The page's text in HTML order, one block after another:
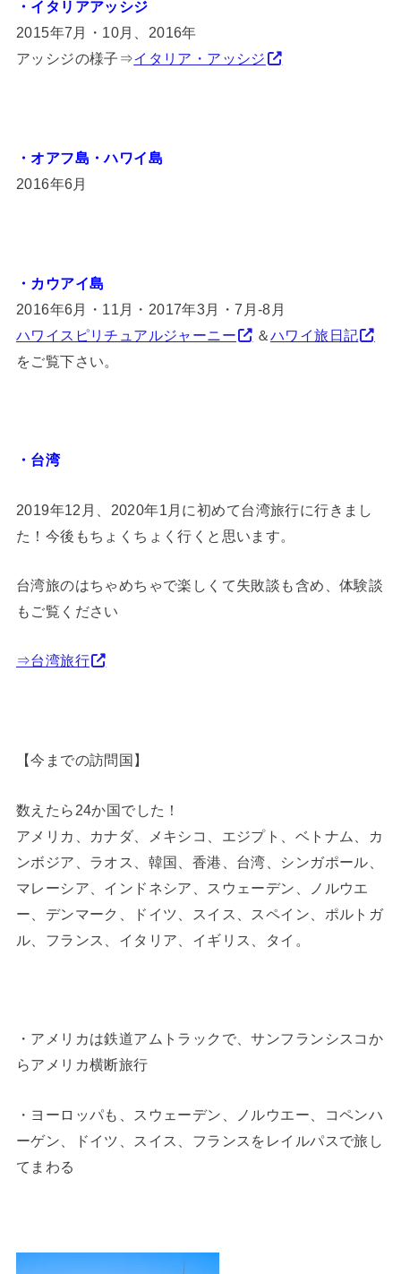
・イタリアアッシジ
2015年7月・10月、2016年
アッシジの様子⇒イタリア・アッシジ
・オアフ島・ハワイ島
2016年6月
・カウアイ島
2016年6月・11月・2017年3月・7月‐8月
ハワイスピリチュアルジャーニー
＆ハワイ旅日記
をご覧下さい。
・台湾
2019年12月、2020年1月に初めて台湾旅行に行きまし
た！今後もちょくちょく行くと思います。
台湾旅のはちゃめちゃで楽しくて失敗談も含め、体験談
もご覧ください
⇒台湾旅行
【今までの訪問国】
数えたら24か国でした！
アメリカ、カナダ、メキシコ、エジプト、ベトナム、カ
ンボジア、ラオス、韓国、香港、台湾、シンガポール、
マレーシア、インドネシア、スウェーデン、ノルウエ
ー、デンマーク、ドイツ、スイス、スペイン、ポルトガ
ル、フランス、イタリア、イギリス、タイ。
・アメリカは鉄道アムトラックで、サンフランシスコか
らアメリカ横断旅行
・ヨーロッパも、スウェーデン、ノルウエー、コペンハ
ーゲン、ドイツ、スイス、フランスをレイルパスで旅し
てまわる